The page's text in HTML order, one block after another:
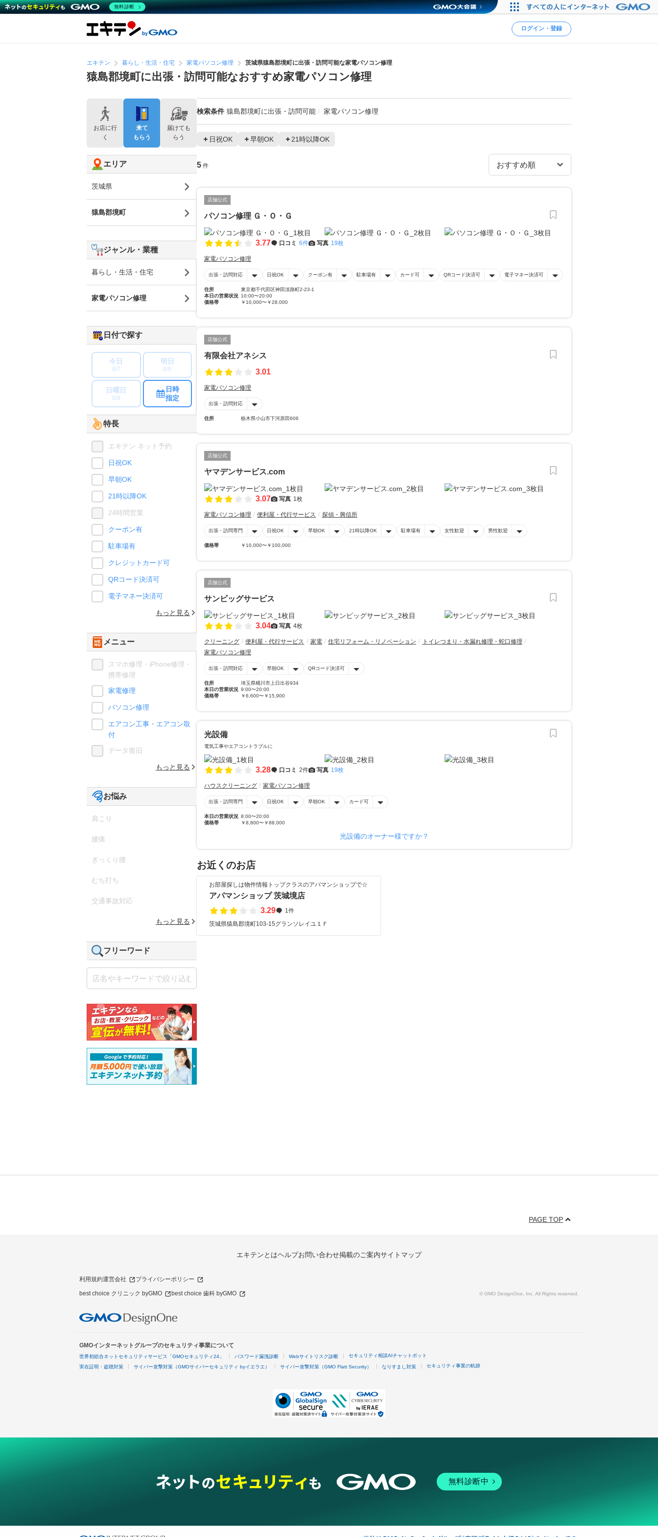
ログイン・登録
エキテン 暮らし・生活・住宅 家電パソコン修理 茨城県猿島郡境町に出張・訪問可能な家電パソコン修理
猿島郡境町に出張・訪問可能なおすすめ家電パソコン修理
検索条件 猿島郡境町に出張・訪問可能 家電パソコン修理
日祝OK 早朝OK 21時以降OK
5 件
店舗公式
パソコン修理 Ｇ・Ｏ・Ｇ
3.77 口コミ 6件 写真 19枚
家電パソコン修理
出張・訪問対応 日祝OK クーポン有 駐車場有 カード可 QRコード決済可 電子マネー決済可
住所
東京都千代田区神田淡路町2-23-1
本日の営業状況 10:00〜20:00
価格帯
￥10,000〜￥28,000
店舗公式
有限会社アネシス
3.01
家電パソコン修理
出張・訪問対応
住所 栃木県小山市下河原田606
店舗公式
ヤマデンサービス.com
3.07 写真 1枚
家電パソコン修理 便利屋・代行サービス 探偵・興信所
出張・訪問専門 日祝OK 早朝OK 21時以降OK 駐車場有 女性歓迎 男性歓迎
価格帯 ￥10,000〜￥100,000
店舗公式
サンビッグサービス
3.04 写真 4枚
クリーニング 便利屋・代行サービス 家電 住宅リフォーム・リノベーション
トイレつまり・水漏れ修理・蛇口修理
家電パソコン修理
出張・訪問対応 早朝OK QRコード決済可
住所
埼玉県桶川市上日出谷934
本日の営業状況 9:00〜20:00
価格帯
￥6,600〜￥15,900
光設備
電気工事やエアコントラブルに
3.28 口コミ 2件 写真 19枚
ハウスクリーニング 家電パソコン修理
出張・訪問専門 日祝OK 早朝OK カード可
本日の営業状況 8:00〜20:00
価格帯
￥8,800〜￥88,000
光設備のオーナー様ですか？
お近くのお店
お部屋探しは物件情報トップクラスのアパマンショップで☆
アパマンショップ 茨城境店
3.29
1件
茨城県猿島郡境町103-15グランソレイユ１Ｆ
お店に行
く
来て
もらう
届けても
らう
エリア
茨城県
猿島郡境町
ジャンル・業種
暮らし・生活・住宅
家電パソコン修理
日付で探す
今日
8/7
明日
8/8
日曜日
8/9
日時
指定
特長
エキテン ネット予約
日祝OK
早朝OK
21時以降OK
24時間営業
クーポン有
駐車場有
クレジットカード可
QRコード決済可
電子マネー決済可
もっと見る
メニュー
スマホ修理・iPhone修理・
携帯修理
家電修理
パソコン修理
エアコン工事・エアコン取
付
データ復旧
もっと見る
お悩み
肩こり
腰痛
ぎっくり腰
むち打ち
交通事故対応
もっと見る
フリーワード
PAGE TOP
エキテンとはヘルプお問い合わせ掲載のご案内サイトマップ
利用規約運営会社 プライバシーポリシー
best choice クリニック byGMO best choice 歯科 byGMO © GMO DesignOne, Inc. All Rights reserved.
GMOインターネットグループのセキュリティ事業について
世界初総合ネットセキュリティサービス「GMOセキュリティ24」 パスワード漏洩診断 Webサイトリスク診断 セキュリティ相談AIチャットボット
実在証明・盗聴対策 サイバー攻撃対策（GMOサイバーセキュリティ byイエラエ） サイバー攻撃対策（GMO Flatt Security） なりすまし対策 セキュリティ事業の軌跡
無料診断中
無料診断